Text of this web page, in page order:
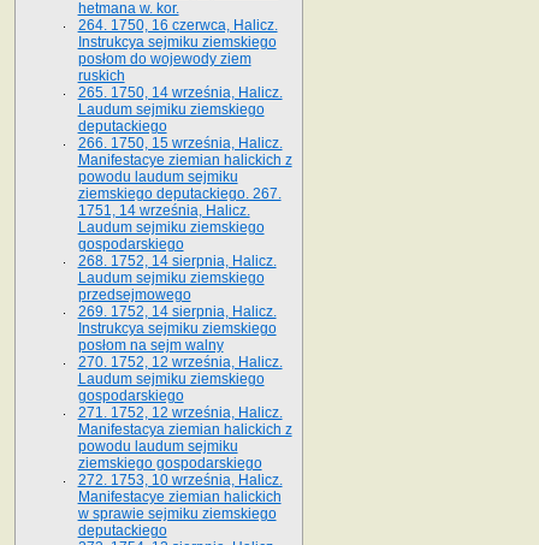
hetmana w. kor.
264. 1750, 16 czerwca, Halicz.
Instrukcya sejmiku ziemskiego
posłom do wojewody ziem
ruskich
265. 1750, 14 września, Halicz.
Laudum sejmiku ziemskiego
deputackiego
266. 1750, 15 września, Halicz.
Manifestacye ziemian halickich z
powodu laudum sejmiku
ziemskiego deputackiego. 267.
1751, 14 września, Halicz.
Laudum sejmiku ziemskiego
gospodarskiego
268. 1752, 14 sierpnia, Halicz.
Laudum sejmiku ziemskiego
przedsejmowego
269. 1752, 14 sierpnia, Halicz.
Instrukcya sejmiku ziemskiego
posłom na sejm walny
270. 1752, 12 września, Halicz.
Laudum sejmiku ziemskiego
gospodarskiego
271. 1752, 12 września, Halicz.
Manifestacya ziemian halickich z
powodu laudum sejmiku
ziemskiego gospodarskiego
272. 1753, 10 września, Halicz.
Manifestacye ziemian halickich
w sprawie sejmiku ziemskiego
deputackiego